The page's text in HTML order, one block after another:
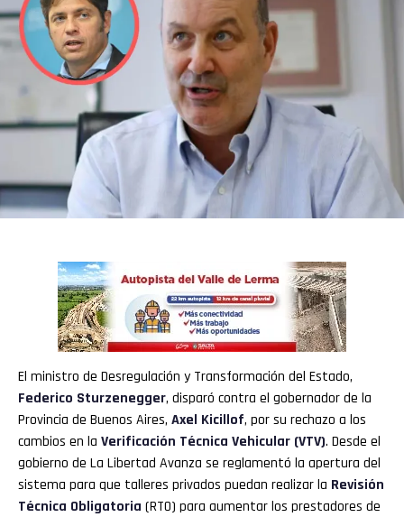
El ministro de Desregulación y Transformación del Estado,
Federico Sturzenegger, disparó contra el gobernador de la
Provincia de Buenos Aires, Axel Kicillof, por su rechazo a los
cambios en la Verificación Técnica Vehicular (VTV). Desde el
gobierno de La Libertad Avanza se reglamentó la apertura del
sistema para que talleres privados puedan realizar la Revisión
Técnica Obligatoria (RTO) para aumentar los prestadores de